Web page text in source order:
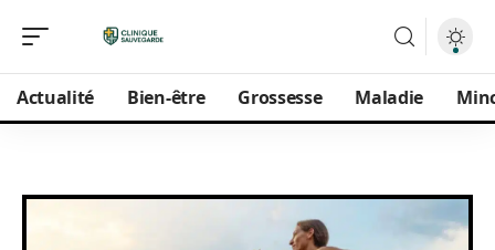
Actualité Bien-être Grossesse Maladie